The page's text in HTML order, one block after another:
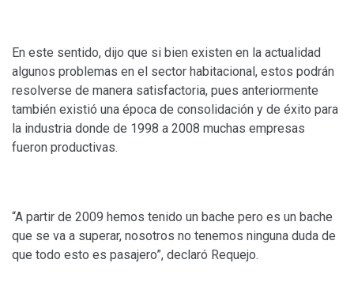
En este sentido, dijo que si bien existen en la actualidad
algunos problemas en el sector habitacional, estos podrán
resolverse de manera satisfactoria, pues anteriormente
también existió una época de consolidación y de éxito para
la industria donde de 1998 a 2008 muchas empresas
fueron productivas.
“A partir de 2009 hemos tenido un bache pero es un bache
que se va a superar, nosotros no tenemos ninguna duda de
que todo esto es pasajero”, declaró Requejo.